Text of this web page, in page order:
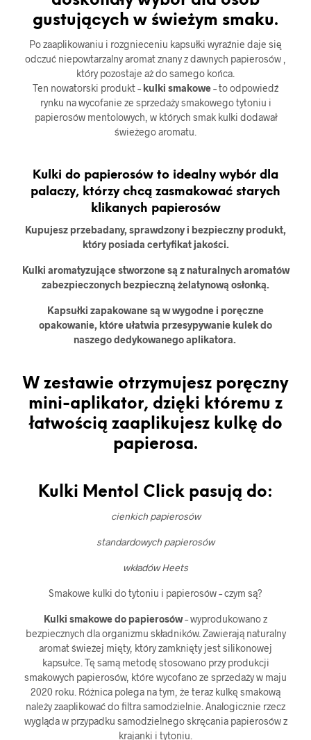
gustujących w świeżym smaku.
Po zaaplikowaniu i rozgnieceniu kapsułki wyraźnie daje się
odczuć niepowtarzalny aromat znany z dawnych papierosów ,
który pozostaje aż do samego końca.
Ten nowatorski produkt – kulki smakowe– to odpowiedź
rynku na wycofanie ze sprzedaży smakowego tytoniu i
papierosów mentolowych, w których smak kulki dodawał
świeżego aromatu.
Kulki do papierosów to idealny wybór dla
palaczy, którzy chcą zasmakować starych
klikanych papierosów
Kupujesz przebadany, sprawdzony i bezpieczny produkt,
który posiada certyfikat jakości.
Kulki aromatyzujące stworzone są z naturalnych aromatów
zabezpieczonych bezpieczną żelatynową osłonką.
Kapsułki zapakowane są w wygodne i poręczne
opakowanie, które ułatwia przesypywanie kulek do
naszego dedykowanego aplikatora.
W zestawie otrzymujesz poręczny
mini-aplikator, dzięki któremu z
łatwością zaaplikujesz kulkę do
papierosa.
Kulki Mentol Click pasują do:
cienkich papierosów
standardowych papierosów
wkładów Heets
Smakowe kulki do tytoniu i papierosów – czym są?
Kulki smakowe do papierosów– wyprodukowano z
bezpiecznych dla organizmu składników. Zawierają naturalny
aromat świeżej mięty, który zamknięty jest silikonowej
kapsułce. Tę samą metodę stosowano przy produkcji
smakowych papierosów, które wycofano ze sprzedaży w maju
2020 roku. Różnica polega na tym, że teraz kulkę smakową
należy zaaplikować do filtra samodzielnie. Analogicznie rzecz
wygląda w przypadku samodzielnego skręcania papierosów z
krajanki i tytoniu.